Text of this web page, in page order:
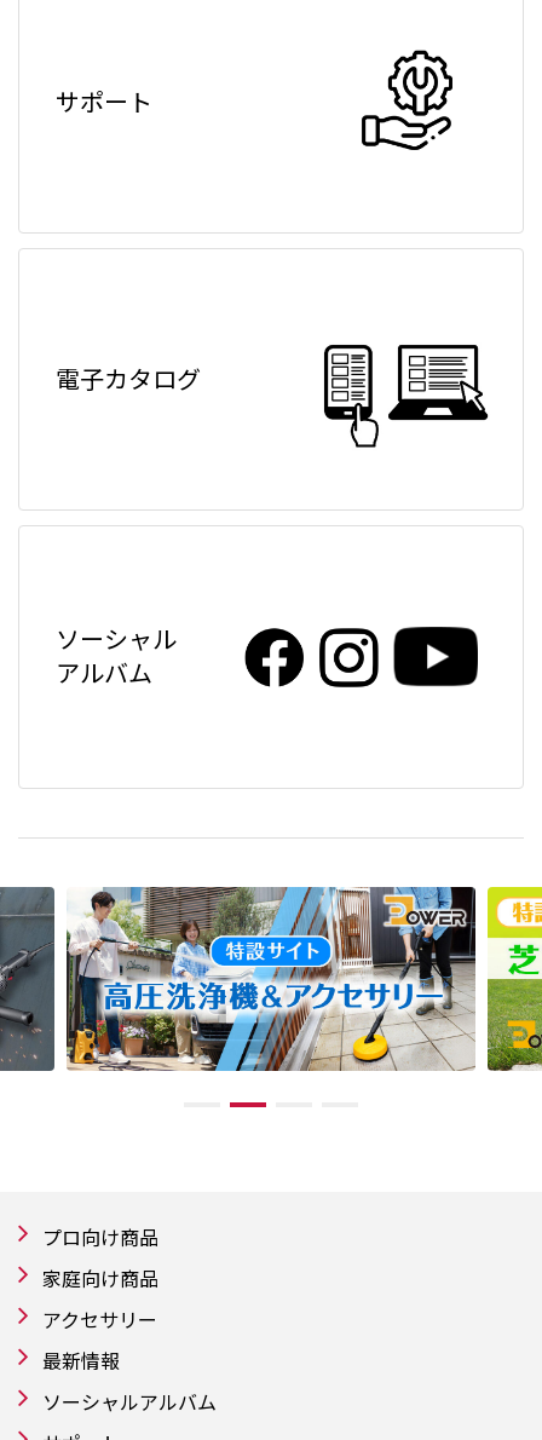
サポート
電子カタログ
ソーシャル
アルバム
プロ向け商品
家庭向け商品
アクセサリー
最新情報
ソーシャルアルバム